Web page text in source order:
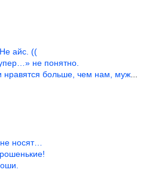
айс. ((
не понятно.
больше, чем нам, мужикам?
носят…